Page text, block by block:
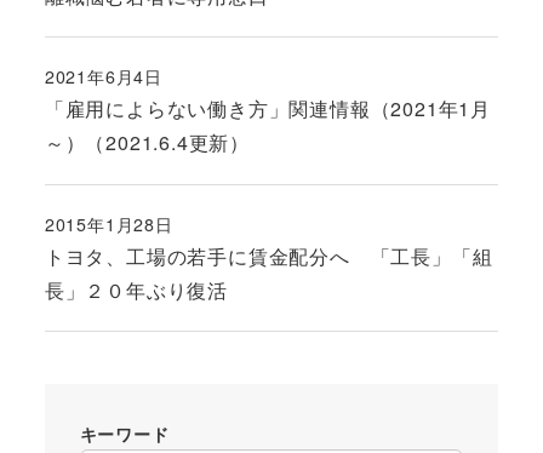
「雇用によらない働き方」関連情報（2021年1月
～）（2021.6.4更新）
投稿日
2021年6月4日
トヨタ、工場の若手に賃金配分へ 「工長」「組
長」２０年ぶり復活
投稿日
2015年1月28日
キーワード